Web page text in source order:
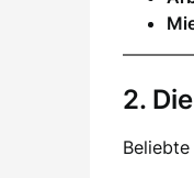
2.